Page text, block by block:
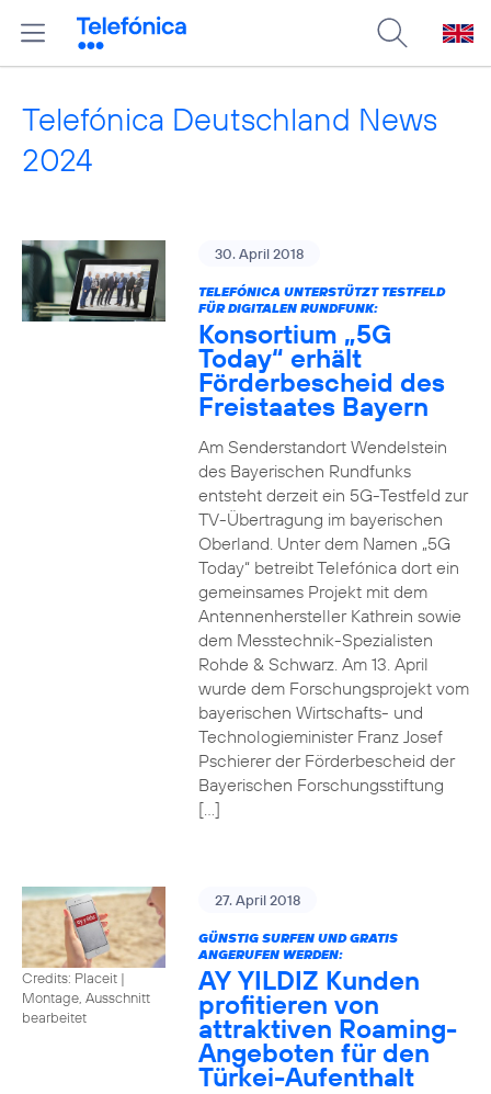
Telefónica Deutschland News
2024
30. April 2018
TELEFÓNICA UNTERSTÜTZT TESTFELD
FÜR DIGITALEN RUNDFUNK:
Konsortium „5G
Today“ erhält
Förderbescheid des
Freistaates Bayern
Am Senderstandort Wendelstein
des Bayerischen Rundfunks
entsteht derzeit ein 5G-Testfeld zur
TV-Übertragung im bayerischen
Oberland. Unter dem Namen „5G
Today“ betreibt Telefónica dort ein
gemeinsames Projekt mit dem
Antennenhersteller Kathrein sowie
dem Messtechnik-Spezialisten
Rohde & Schwarz. Am 13. April
wurde dem Forschungsprojekt vom
bayerischen Wirtschafts- und
Technologieminister Franz Josef
Pschierer der Förderbescheid der
Bayerischen Forschungsstiftung
[…]
Credits: Placeit |
Montage, Ausschnitt
bearbeitet
27. April 2018
GÜNSTIG SURFEN UND GRATIS
ANGERUFEN WERDEN:
AY YILDIZ Kunden
profitieren von
attraktiven Roaming-
Angeboten für den
Türkei-Aufenthalt